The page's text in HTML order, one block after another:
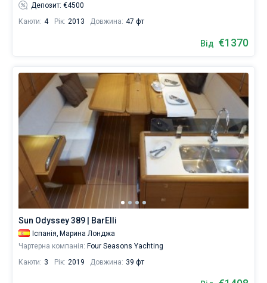
Депозит: €4500
Каюти: 4 Рік: 2013 Довжина: 47 фт
Від €1370
Sun Odyssey 389 | BarElli
Іспанія, Марина Лонджа
Чартерна компанія: Four Seasons Yachting
Каюти: 3 Рік: 2019 Довжина: 39 фт